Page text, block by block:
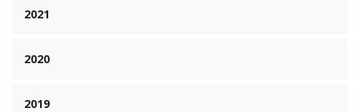
2021
2020
2019